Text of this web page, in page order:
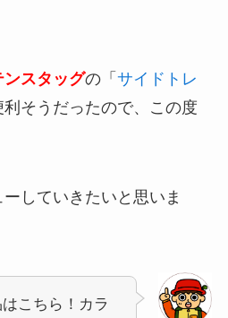
ンスタッグの「 サイドトレ
利そうだったので、この度
していきたいと思いま
こちら！カラ